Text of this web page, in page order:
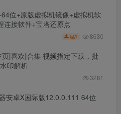
位+原版虚拟机镜像+虚拟机软
连接软件+宝塔还原点
1 8630
|喜欢|合集 视频指定下载，批
印解析
3281
安卓X国际版12.0.0.111 64位